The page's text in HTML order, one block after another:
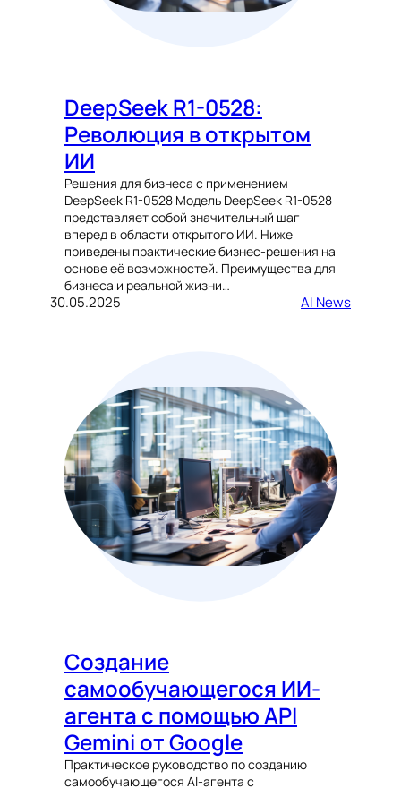
DeepSeek R1-0528:
Революция в открытом
ИИ
Решения для бизнеса с применением
DeepSeek R1-0528 Модель DeepSeek R1-0528
представляет собой значительный шаг
вперед в области открытого ИИ. Ниже
приведены практические бизнес-решения на
основе её возможностей. Преимущества для
бизнеса и реальной жизни…
30.05.2025 AI News
Создание
самообучающегося ИИ-
агента с помощью API
Gemini от Google
Практическое руководство по созданию
самообучающегося AI-агента с